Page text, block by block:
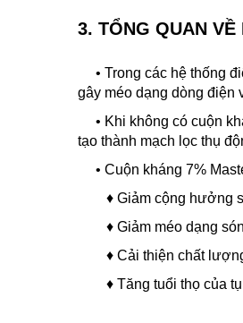
3. TỔNG QUAN VỀ
• Trong các hệ thống
gây méo dạng dòng điện
• Khi không có cuộn
tạo thành mạch lọc thụ
• Cuộn kháng 7%
♦ Giảm cộng hưởng
♦ Giảm méo dạng
♦ Cải thiện chất
♦ Tăng tuổi thọ của